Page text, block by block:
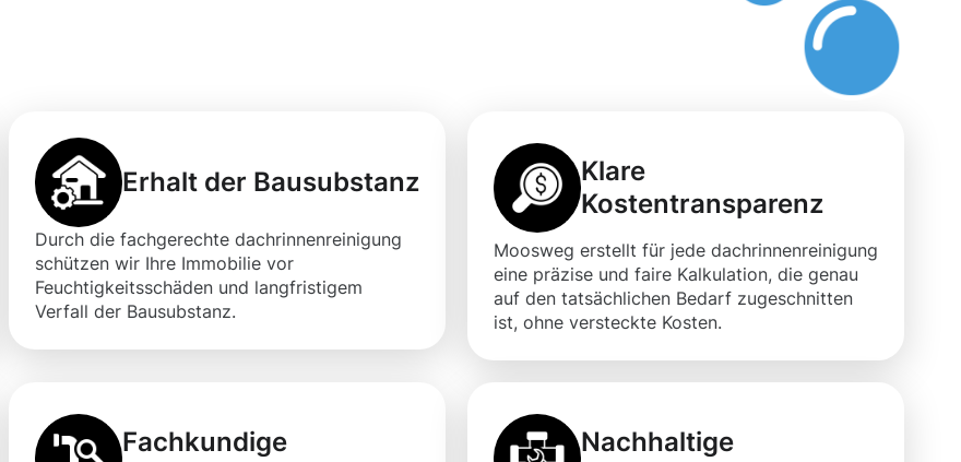
Erhalt der Bausubstanz
Durch die fachgerechte dachrinnenreinigung
schützen wir Ihre Immobilie vor
Feuchtigkeitsschäden und langfristigem
Verfall der Bausubstanz.
Klare
Kostentransparenz
Moosweg erstellt für jede dachrinnenreinigung
eine präzise und faire Kalkulation, die genau
auf den tatsächlichen Bedarf zugeschnitten
ist, ohne versteckte Kosten.
Fachkundige
Nachhaltige